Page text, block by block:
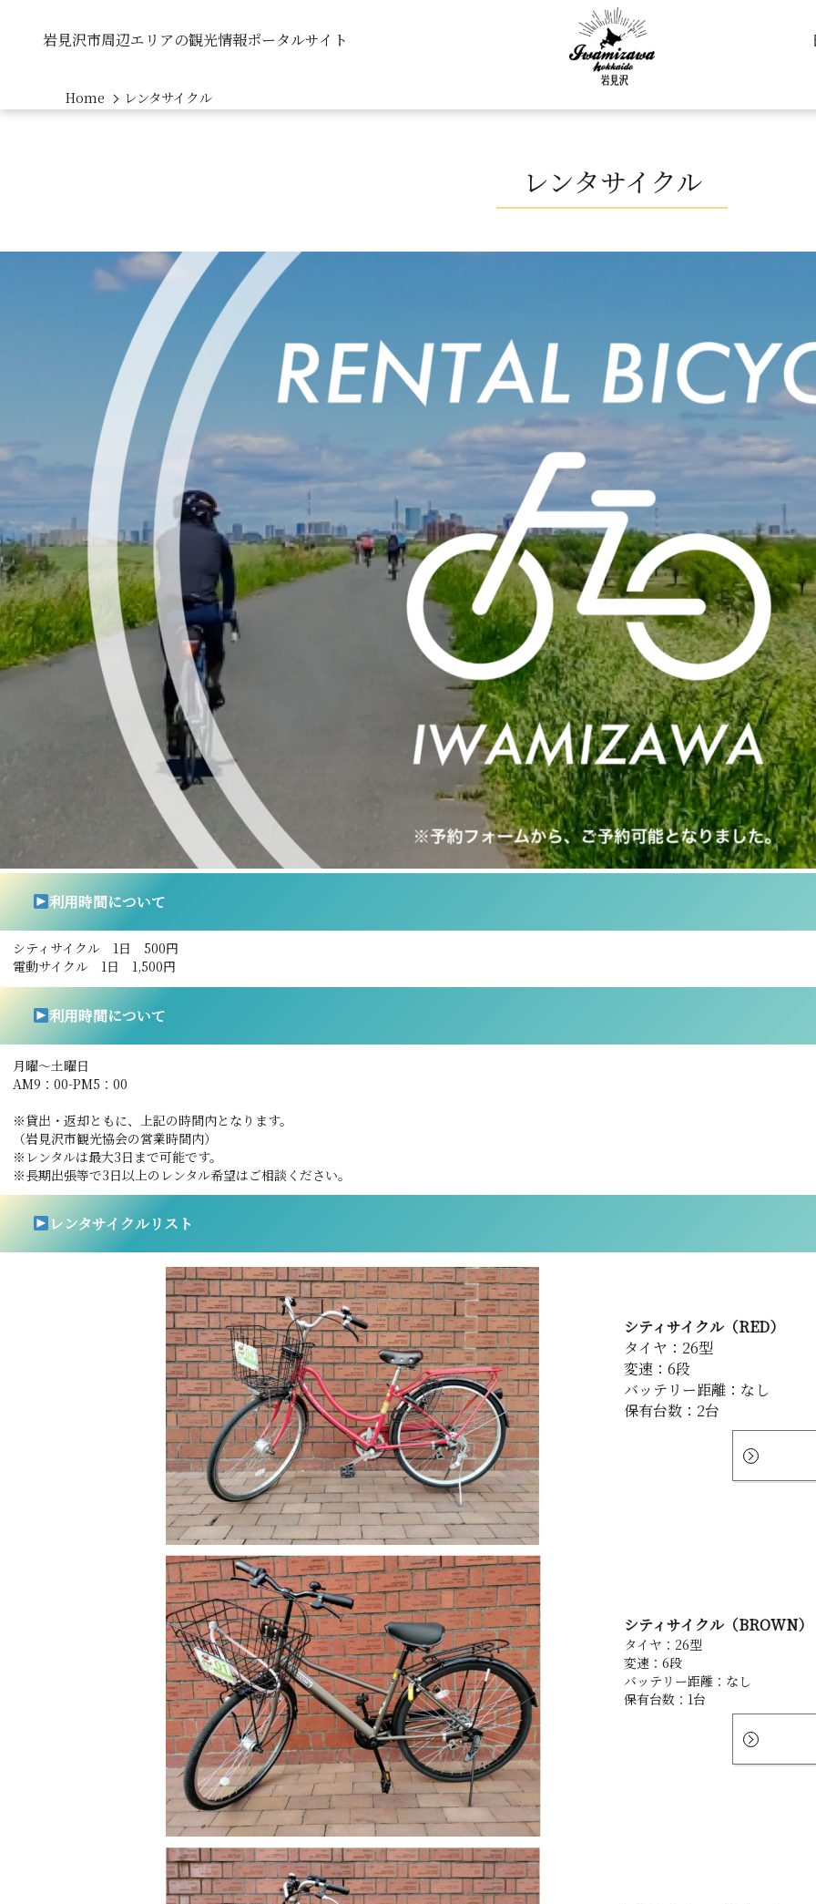
岩見沢市周辺エリアの観光情報ポータルサイト
Home レンタサイクル
レンタサイクル
利用時間について
シティサイクル 1日 500円
電動サイクル 1日 1,500円
利用時間について
月曜～土曜日
AM9：00-PM5：00
※貸出・返却ともに、上記の時間内となります。
（岩見沢市観光協会の営業時間内）
※レンタルは最大3日まで可能です。
※長期出張等で3日以上のレンタル希望はご相談ください。
レンタサイクルリスト
シティサイクル（RED）
タイヤ：26型
変速：6段
バッテリー距離：なし
保有台数：2台
シティサイクル（BROWN）
タイヤ：26型
変速：6段
バッテリー距離：なし
保有台数：1台